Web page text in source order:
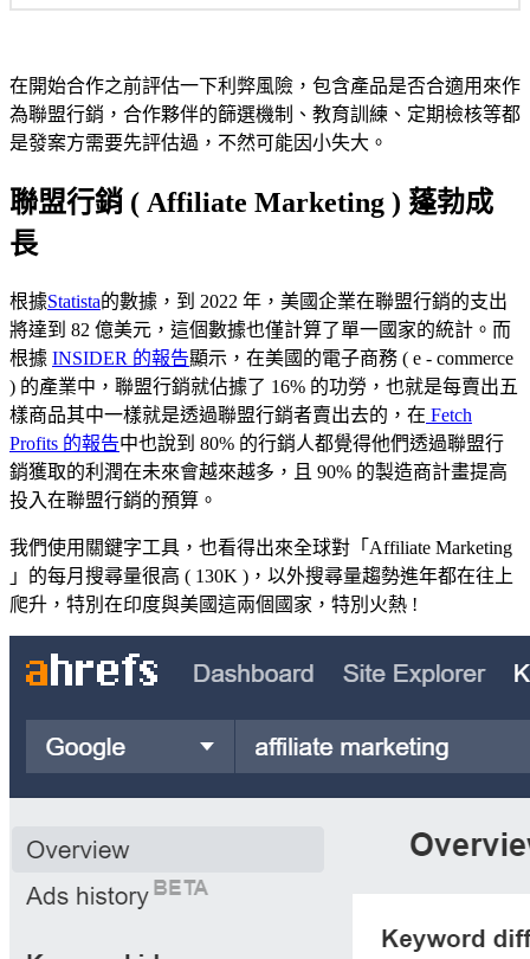
在開始合作之前評估一下利弊風險，包含產品是否合適用來作
為聯盟行銷，合作夥伴的篩選機制、教育訓練、定期檢核等都
是發案方需要先評估過，不然可能因小失大。
聯盟行銷 ( Affiliate Marketing ) 蓬勃成
長
根據Statista的數據，到 2022 年，美國企業在聯盟行銷的支出
將達到 82 億美元，這個數據也僅計算了單一國家的統計。而
根據 INSIDER 的報告顯示，在美國的電子商務 ( e - commerce
) 的產業中，聯盟行銷就佔據了 16% 的功勞，也就是每賣出五
樣商品其中一樣就是透過聯盟行銷者賣出去的，在 Fetch
Profits 的報告中也說到 80% 的行銷人都覺得他們透過聯盟行
銷獲取的利潤在未來會越來越多，且 90% 的製造商計畫提高
投入在聯盟行銷的預算。
我們使用關鍵字工具，也看得出來全球對「Affiliate Marketing
」的每月搜尋量很高 ( 130K )，以外搜尋量趨勢進年都在往上
爬升，特別在印度與美國這兩個國家，特別火熱 !